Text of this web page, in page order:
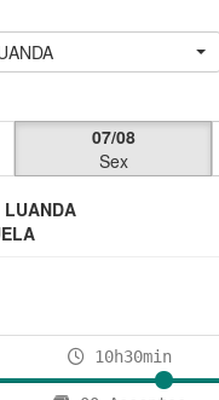
07/08
Sex
10h30min